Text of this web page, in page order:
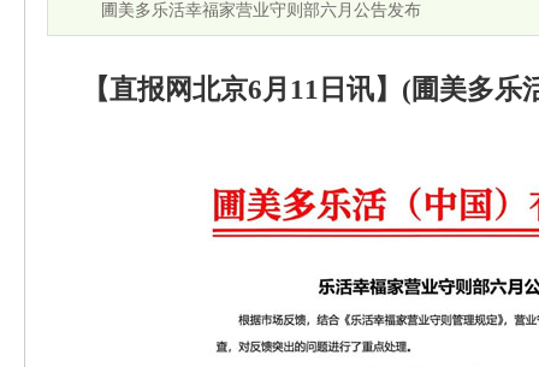
圃美多乐活幸福家营业守则部六月公告发布
【直报网北京6月11日讯】(圃美多乐